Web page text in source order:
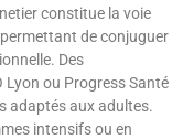
constitue la voie
de conjuguer
Des
Lyon ou Progress Santé
adaptés aux adultes.
intensifs ou en